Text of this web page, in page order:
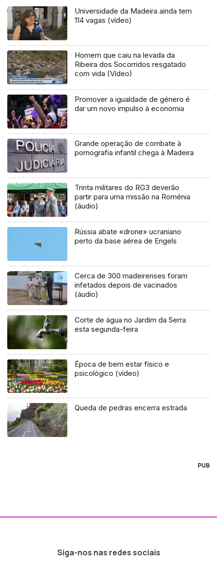
Universidade da Madeira ainda tem
114 vagas (vídeo)
Homem que caiu na levada da
Ribeira dos Socorridos resgatado
com vida (Vídeo)
Promover a igualdade de género é
dar um novo impulso à economia
Grande operação de combate à
pornografia infantil chega à Madeira
Trinta militares do RG3 deverão
partir para uma missão na Roménia
(áudio)
Rússia abate «drone» ucraniano
perto da base aérea de Engels
Cerca de 300 madeirenses foram
infetados depois de vacinados
(áudio)
Corte de água no Jardim da Serra
esta segunda-feira
Época de bem estar físico e
psicológico (vídeo)
Queda de pedras encerra estrada
PUB
Siga-nos nas redes sociais